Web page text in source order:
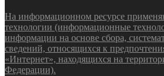
На информационном ресурсе
технологии (информационные
информации на основе сбора,
сведений, относящихся к
«Интернет», находящихся на
Федерации).